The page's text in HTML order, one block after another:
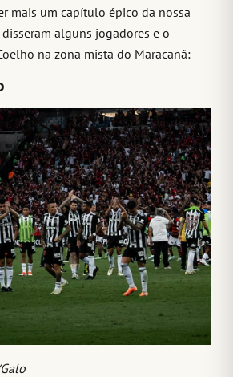
mais um capítulo épico da nossa
alguns jogadores e o
na zona mista do Maracanã: